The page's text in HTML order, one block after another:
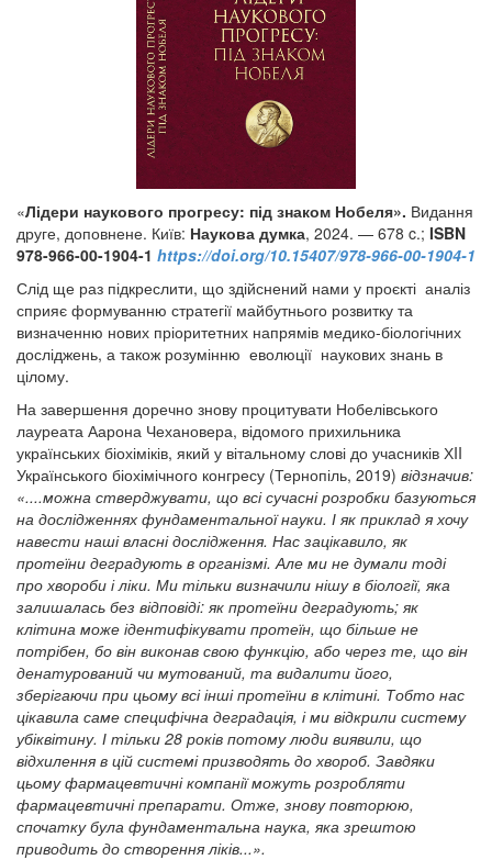
«Лідери наукового прогресу: під знаком Нобеля». Видання
друге, доповнене. Київ: Наукова думка, 2024. — 678 c.; ISBN
978-966-00-1904-1 https://doi.org/10.15407/978-966-00-1904-1
Слід ще раз підкреслити, що здійснений нами у проєкті аналіз
сприяє формуванню стратегії майбутнього розвитку та
визначенню нових пріоритетних напрямів медико-біологічних
досліджень, а також розумінню еволюції наукових знань в
цілому.
На завершення доречно знову процитувати Нобелівського
лауреата Аарона Чехановера, відомого прихильника
українських біохіміків, який у вітальному слові до учасників ХII
Українського біохімічного конгресу (Тернопіль, 2019) відзначив:
«....можна стверджувати, що всі сучасні розробки базуються
на дослідженнях фундаментальної науки. І як приклад я хочу
навести наші власні дослідження. Нас зацікавило, як
протеїни деградують в організмі. Але ми не думали тоді
про хвороби і ліки. Ми тільки визначили нішу в біології, яка
залишалась без відповіді: як протеїни деградують; як
клітина може ідентифікувати протеїн, що більше не
потрібен, бо він виконав свою функцію, або через те, що він
денатурований чи мутований, та видалити його,
зберігаючи при цьому всі інші протеїни в клітині. Тобто нас
цікавила саме специфічна деградація, і ми відкрили систему
убіквітину. І тільки 28 років потому люди виявили, що
відхилення в цій системі призводять до хвороб. Завдяки
цьому фармацевтичні компанії можуть розробляти
фармацевтичні препарати. Отже, знову повторюю,
спочатку була фундаментальна наука, яка зрештою
приводить до створення ліків...».